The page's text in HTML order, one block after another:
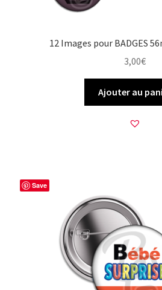
12 Images pour BADGES
3,00€
Ajouter au
Save